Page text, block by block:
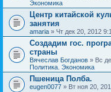
р
о
с
.
Экономика
Центр китайской
занятия
amaria » Чт дек 20, 2012
Создадим гос.
страны
Вячеслав Богданов » Вс
Политика. Экономика
Пшеница Полба.
eugen0077 » Вт ноя 20,